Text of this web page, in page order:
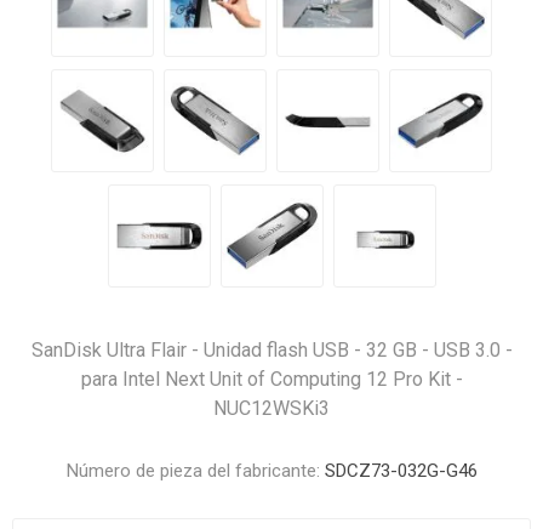
SanDisk Ultra Flair - Unidad flash USB - 32 GB - USB 3.0 -
para Intel Next Unit of Computing 12 Pro Kit -
NUC12WSKi3
Número de pieza del fabricante: SDCZ73-032G-G46